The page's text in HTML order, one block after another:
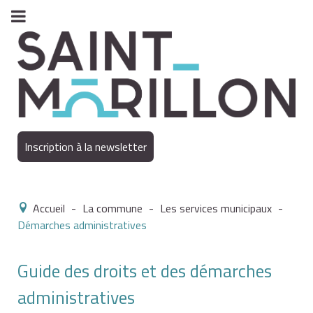
Inscription à la newsletter
Accueil - La commune - Les services municipaux -
Démarches administratives
Guide des droits et des démarches
administratives